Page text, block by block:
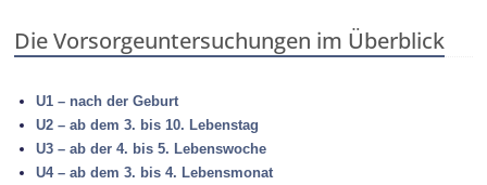
Die Vorsorgeuntersuchungen im Überblick
U1 – nach der Geburt
U2 – ab dem 3. bis 10. Lebenstag
U3 – ab der 4. bis 5. Lebenswoche
U4 – ab dem 3. bis 4. Lebensmonat